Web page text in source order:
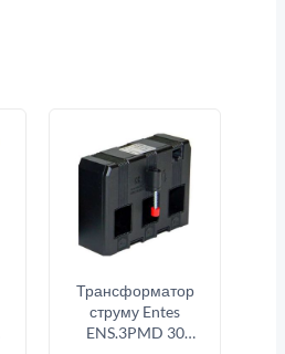
Трансформатор
струму Entes
ENS.3PMD 30